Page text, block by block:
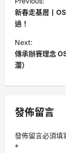
o
s
t
n
a
v
g
a
t
新春走基層丨
過！
Next:
傳承辦賽理念
瀾）
發佈留言
發佈留言必須填
*